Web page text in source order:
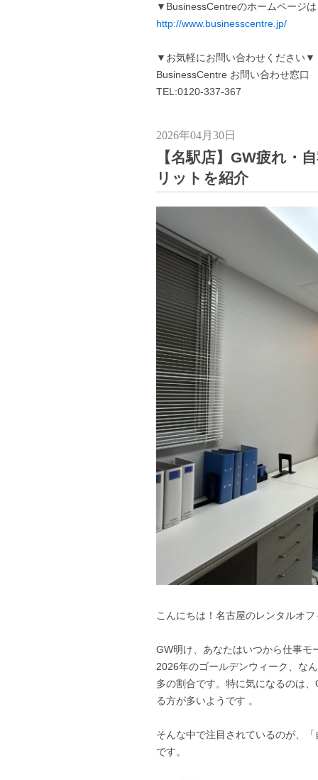
▼BusinessCentreのホームページ
http://www.businesscentre.jp/
▼お気軽にお問い合わせください▼
BusinessCentre お問い合わせ窓口
TEL:0120-337-367
2026年04月30日
【名駅店】GW疲れ・
リットを紹介
こんにちは！名古屋のレンタルオ
GW明け、あなたはいつから仕事モ
2026年のゴールデンウィーク、な
多の割合です。特に気になるのは
る方が多いようです 。
そんな中で注目されているのが、
です。